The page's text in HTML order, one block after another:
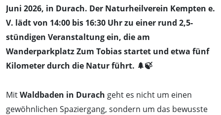
Juni 2026, in Durach. Der Naturheilverein Kempten e.
V. lädt von 14:00 bis 16:30 Uhr zu einer rund 2,5-
stündigen Veranstaltung ein, die am
Wanderparkplatz Zum Tobias startet und etwa fünf
Kilometer durch die Natur führt. 🌲🍃
MitWaldbaden in Durach geht es nicht um einen
gewöhnlichen Spaziergang, sondern um das bewusste